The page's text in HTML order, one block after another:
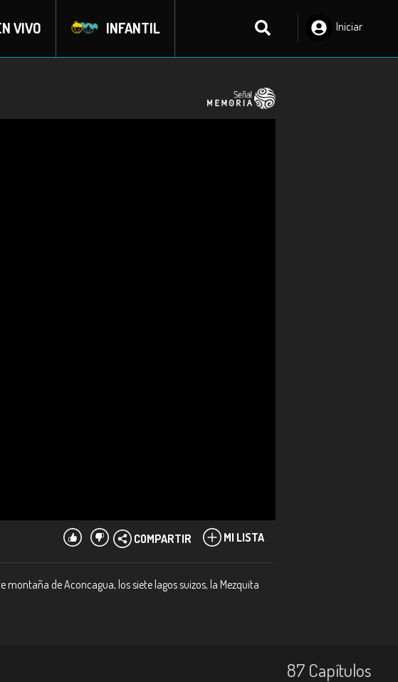
VIVO INFANTIL
Iniciar
MI LISTA
COMPARTIR
de Aconcagua, los siete lagos suizos, la Mezquita
87 Capí­tulos